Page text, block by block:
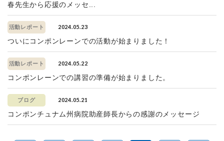
春先生から応援のメッセ...
活動レポート 2024.05.23
ついにコンポンレーンでの活動が始まりました！
活動レポート 2024.05.22
コンポンレーンでの講習の準備が始まりました。
ブログ 2024.05.21
コンポンチュナム州病院助産師長からの感謝のメッセージ